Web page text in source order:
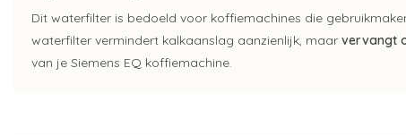
Dit waterfilter is bedoeld voor koffiemachines die
waterfilter vermindert kalkaanslag aanzienlijk, maar vervangt
van je Siemens EQ koffiemachine.